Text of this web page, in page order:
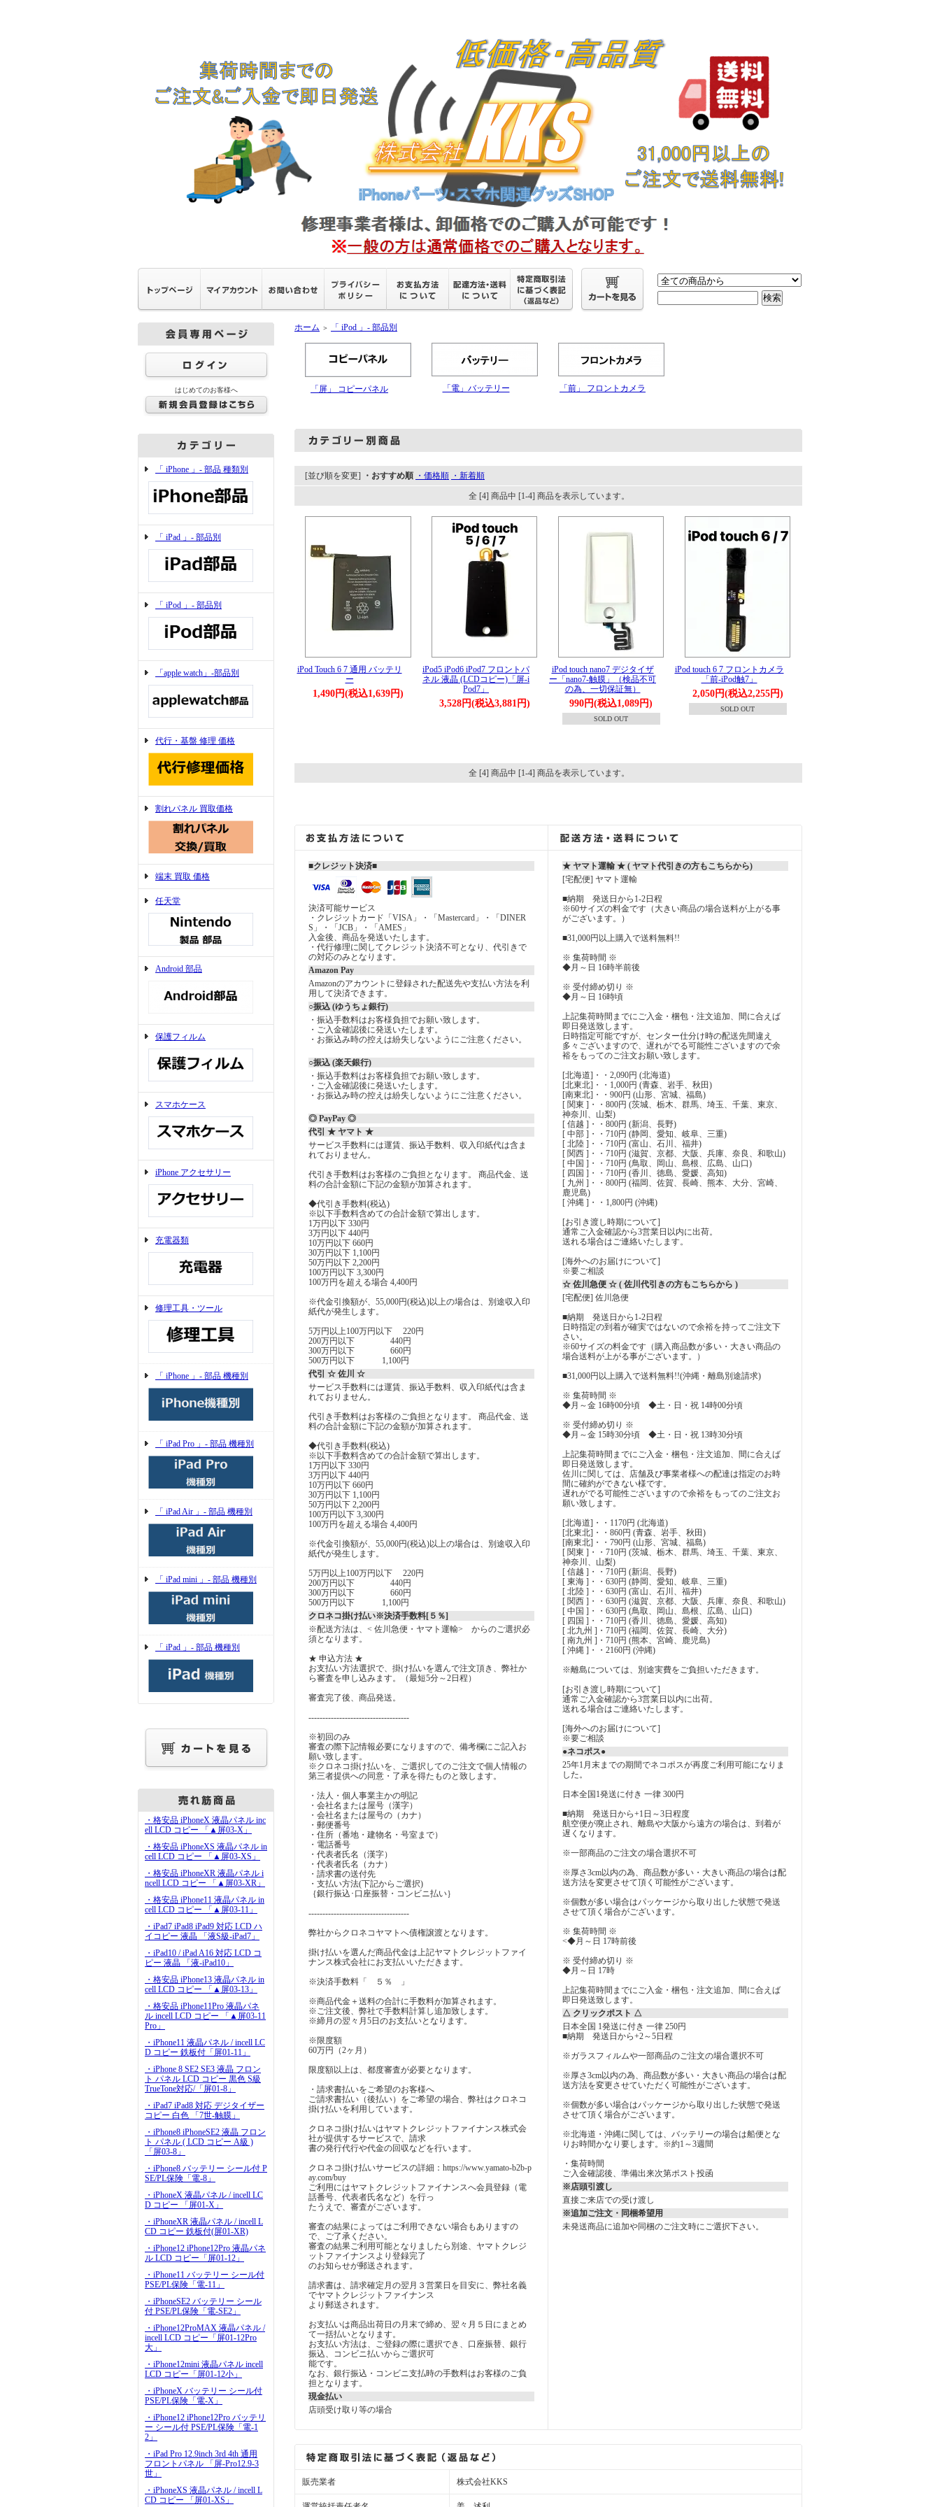
はじめてのお客様へ
「 iPhone 」- 部品 種類別
「 iPad 」- 部品別
「 iPod 」- 部品別
「apple watch」-部品別
代行・基盤 修理 価格
割れパネル 買取価格
端末 買取 価格
任天堂
Android 部品
保護フィルム
スマホケース
iPhone アクセサリー
充電器類
修理工具・ツール
「 iPhone 」- 部品 機種別
「 iPad Pro 」- 部品 機種別
「 iPad Air 」- 部品 機種別
「 iPad mini 」- 部品 機種別
「 iPad 」- 部品 機種別
・格安品 iPhoneX 液晶パネル inc
ell LCD コピー 「▲屏03-X」
・格安品 iPhoneXS 液晶パネル in
cell LCD コピー 「▲屏03-XS」
・格安品 iPhoneXR 液晶パネル i
ncell LCD コピー 「▲屏03-XR」
・格安品 iPhone11 液晶パネル in
cell LCD コピー 「▲屏03-11」
・iPad7 iPad8 iPad9 対応 LCD ハ
イコピー 液晶 「液S級-iPad7」
・iPad10 / iPad A16 対応 LCD コ
ピー 液晶 「液-iPad10」
・格安品 iPhone13 液晶パネル in
cell LCD コピー 「▲屏03-13」
・格安品 iPhone11Pro 液晶パネ
ル incell LCD コピー 「▲屏03-11
Pro」
・iPhone11 液晶パネル / incell LC
D コピー 鉄板付「屏01-11」
・iPhone 8 SE2 SE3 液晶 フロン
ト パネル LCD コピー 黒色 S級
TrueTone対応/「屏01-8」
・iPad7 iPad8 対応 デジタイザー
コピー 白色 「7世-触膜」
・iPhone8 iPhoneSE2 液晶 フロン
ト パネル ( LCD コピー A級 )
「屏03-8」
・iPhone8 バッテリー シール付 P
SE/PL保険「電-8」
・iPhoneX 液晶パネル / incell LC
D コピー 「屏01-X」
・iPhoneXR 液晶パネル / incell L
CD コピー 鉄板付(屏01-XR)
・iPhone12 iPhone12Pro 液晶パネ
ル LCD コピー「屏01-12」
・iPhone11 バッテリー シール付
PSE/PL保険「電-11」
・iPhoneSE2 バッテリー シール
付 PSE/PL保険「電-SE2」
・iPhone12ProMAX 液晶パネル /
incell LCD コピー「屏01-12Pro
大」
・iPhone12mini 液晶パネル incell
LCD コピー「屏01-12小」
・iPhoneX バッテリー シール付
PSE/PL保険「電-X」
・iPhone12 iPhone12Pro バッテリ
ー シール付 PSE/PL保険「電-1
2」
・iPad Pro 12.9inch 3rd 4th 通用
フロントパネル 「屏-Pro12.9-3
世」
・iPhoneXS 液晶パネル / incell L
CD コピー 「屏01-XS」
ホーム ＞ 「 iPod 」- 部品別
「屏」 コピーパネル 「電」バッテリー 「前」 フロントカメラ
[並び順を変更] ・おすすめ順 ・価格順 ・新着順
全 [4] 商品中 [1-4] 商品を表示しています。
iPod Touch 6 7 通用 バッテリ
ー
1,490円(税込1,639円)
iPod5 iPod6 iPod7 フロントパ
ネル 液晶 (LCDコピー)「屏-i
Pod7」
3,528円(税込3,881円)
iPod touch nano7 デジタイザ
ー「nano7-触膜」（検品不可
の為、一切保証無）
990円(税込1,089円)
SOLD OUT
iPod touch 6 7 フロントカメラ
「前-iPod触7」
2,050円(税込2,255円)
SOLD OUT
全 [4] 商品中 [1-4] 商品を表示しています。
■クレジット決済■
決済可能サービス
・クレジットカード「VISA」・「Mastercard」・「DINER
S」・「JCB」・「AMES」
入金後、商品を発送いたします。
・代行修理に関してクレジット決済不可となり、代引きで
の対応のみとなります。
Amazon Pay
Amazonのアカウントに登録された配送先や支払い方法を利
用して決済できます。
○振込 (ゆうちょ銀行)
・振込手数料はお客様負担でお願い致します。
・ご入金確認後に発送いたします。
・お振込み時の控えは紛失しないようにご注意ください。
○振込 (楽天銀行)
・振込手数料はお客様負担でお願い致します。
・ご入金確認後に発送いたします。
・お振込み時の控えは紛失しないようにご注意ください。
◎ PayPay ◎
代引 ★ ヤマト ★
サービス手数料には運賃、振込手数料、収入印紙代は含ま
れておりません。
代引き手数料はお客様のご負担となります。 商品代金、送
料の合計金額に下記の金額が加算されます。
◆代引き手数料(税込)
※以下手数料含めての合計金額で算出します。
1万円以下 330円
3万円以下 440円
10万円以下 660円
30万円以下 1,100円
50万円以下 2,200円
100万円以下 3,300円
100万円を超える場合 4,400円
※代金引換額が、55,000円(税込)以上の場合は、別途収入印
紙代が発生します。
5万円以上100万円以下 220円
200万円以下 440円
300万円以下 660円
500万円以下 1,100円
代引 ☆ 佐川 ☆
サービス手数料には運賃、振込手数料、収入印紙代は含ま
れておりません。
代引き手数料はお客様のご負担となります。 商品代金、送
料の合計金額に下記の金額が加算されます。
◆代引き手数料(税込)
※以下手数料含めての合計金額で算出します。
1万円以下 330円
3万円以下 440円
10万円以下 660円
30万円以下 1,100円
50万円以下 2,200円
100万円以下 3,300円
100万円を超える場合 4,400円
※代金引換額が、55,000円(税込)以上の場合は、別途収入印
紙代が発生します。
5万円以上100万円以下 220円
200万円以下 440円
300万円以下 660円
500万円以下 1,100円
クロネコ掛け払い※決済手数料[５％]
※配送方法は、< 佐川急便・ヤマト運輸> からのご選択必
須となります。
★ 申込方法 ★
お支払い方法選択で、掛け払いを選んで注文頂き、弊社か
ら審査を申し込みます。（最短5分～2日程）
審査完了後、商品発送。
------------------------------------
※初回のみ
審査の際下記情報必要になりますので、備考欄にご記入お
願い致します。
※クロネコ掛け払いを、ご選択してのご注文で個人情報の
第三者提供への同意・了承を得たものと致します。
・法人・個人事業主かの明記
・会社名または屋号（漢字）
・会社名または屋号の（カナ）
・郵便番号
・住所（番地・建物名・号室まで）
・電話番号
・代表者氏名（漢字）
・代表者氏名（カナ）
・請求書の送付先
・支払い方法(下記からご選択)
｛銀行振込･口座振替・コンビニ払い｝
------------------------------------
弊社からクロネコヤマトへ債権譲渡となります。
掛け払いを選んだ商品代金は上記ヤマトクレジットファイ
ナンス株式会社にお支払いいただきます。
※決済手数料「 ５％ 」
※商品代金＋送料の合計に手数料が加算されます。
※ご注文後、弊社で手数料計算し追加致します。
※締月の翌々月5日のお支払いとなります。
※限度額
60万円（2ヶ月）
限度額以上は、都度審査が必要となります。
・請求書払いをご希望のお客様へ
ご請求書払い（後払い）をご希望の場合、弊社はクロネコ
掛け払いを利用しています。
クロネコ掛け払いはヤマトクレジットファイナンス株式会
社が提供するサービスで、請求
書の発行代行や代金の回収などを行います。
クロネコ掛け払いサービスの詳細：https://www.yamato-b2b-p
ay.com/buy
ご利用にはヤマトクレジットファイナンスへ会員登録（電
話番号、代表者氏名など）を行っ
たうえで、審査がございます。
審査の結果によってはご利用できない場合もありますの
で、ご了承ください。
審査の結果ご利用可能となりましたら別途、ヤマトクレジ
ットファイナンスより登録完了
のお知らせが郵送されます。
請求書は、請求確定月の翌月３営業日を目安に、弊社名義
でヤマトクレジットファイナンス
より郵送されます。
お支払いは商品出荷日の月末で締め、翌々月５日にまとめ
て一括払いとなります。
お支払い方法は、ご登録の際に選択でき、口座振替、銀行
振込、コンビニ払いからご選択可
能です。
なお、銀行振込・コンビニ支払時の手数料はお客様のご負
担となります。
現金払い
店頭受け取り等の場合
★ ヤマト運輸 ★ ( ヤマト代引きの方もこちらから)
[宅配便] ヤマト運輸
■納期 発送日から1-2日程
※60サイズの料金です（大きい商品の場合送料が上がる事
がございます。）
■31,000円以上購入で送料無料!!
※ 集荷時間 ※
◆月～日 16時半前後
※ 受付締め切り ※
◆月～日 16時頃
上記集荷時間までにご入金・梱包・注文追加、間に合えば
即日発送致します。
日時指定可能ですが、センター仕分け時の配送先間違え
多々ございますので、遅れがでる可能性ございますので余
裕をもってのご注文お願い致します。
[北海道]・・2,090円 (北海道)
[北東北]・・1,000円 (青森、岩手、秋田)
[南東北]・・900円 (山形、宮城、福島)
[ 関東 ]・・800円 (茨城、栃木、群馬、埼玉、千葉、東京、
神奈川、山梨)
[ 信越 ]・・800円 (新潟、長野)
[ 中部 ]・・710円 (静岡、愛知、岐阜、三重)
[ 北陸 ]・・710円 (富山、石川、福井)
[ 関西 ]・・710円 (滋賀、京都、大阪、兵庫、奈良、和歌山)
[ 中国 ]・・710円 (鳥取、岡山、島根、広島、山口)
[ 四国 ]・・710円 (香川、徳島、愛媛、高知)
[ 九州 ]・・800円 (福岡、佐賀、長崎、熊本、大分、宮崎、
鹿児島)
[ 沖縄 ]・・1,800円 (沖縄)
[お引き渡し時期について]
通常ご入金確認から3営業日以内に出荷。
送れる場合はご連絡いたします。
[海外へのお届けについて]
※要ご相談
☆ 佐川急便 ☆ ( 佐川代引きの方もこちらから )
[宅配便] 佐川急便
■納期 発送日から1-2日程
日時指定の到着が確実ではないので余裕を持ってご注文下
さい。
※60サイズの料金です（購入商品数が多い・大きい商品の
場合送料が上がる事がございます。）
■31,000円以上購入で送料無料!!(沖縄・離島別途請求)
※ 集荷時間 ※
◆月～金 16時00分頃 ◆土・日・祝 14時00分頃
※ 受付締め切り ※
◆月～金 15時30分頃 ◆土・日・祝 13時30分頃
上記集荷時間までにご入金・梱包・注文追加、間に合えば
即日発送致します。
佐川に関しては、店舗及び事業者様への配達は指定のお時
間に確約ができない様です。
遅れがでる可能性ございますので余裕をもってのご注文お
願い致します。
[北海道]・・1170円 (北海道)
[北東北]・・860円 (青森、岩手、秋田)
[南東北]・・790円 (山形、宮城、福島)
[ 関東 ]・・710円 (茨城、栃木、群馬、埼玉、千葉、東京、
神奈川、山梨)
[ 信越 ]・・710円 (新潟、長野)
[ 東海 ]・・630円 (静岡、愛知、岐阜、三重)
[ 北陸 ]・・630円 (富山、石川、福井)
[ 関西 ]・・630円 (滋賀、京都、大阪、兵庫、奈良、和歌山)
[ 中国 ]・・630円 (鳥取、岡山、島根、広島、山口)
[ 四国 ]・・710円 (香川、徳島、愛媛、高知)
[ 北九州 ]・710円 (福岡、佐賀、長崎、大分)
[ 南九州 ]・710円 (熊本、宮崎、鹿児島)
[ 沖縄 ]・・2160円 (沖縄)
※離島については、別途実費をご負担いただきます。
[お引き渡し時期について]
通常ご入金確認から3営業日以内に出荷。
送れる場合はご連絡いたします。
[海外へのお届けについて]
※要ご相談
●ネコポス●
25年1月末までの期間でネコポスが再度ご利用可能になりま
した。
日本全国1発送に付き 一律 300円
■納期 発送日から+1日～3日程度
航空便が廃止され、離島や大阪から遠方の場合は、到着が
遅くなります。
※一部商品のご注文の場合選択不可
※厚さ3cm以内の為、商品数が多い・大きい商品の場合は配
送方法を変更させて頂く可能性がございます。
※個数が多い場合はパッケージから取り出した状態で発送
させて頂く場合がございます。
※ 集荷時間 ※
<◆月～日 17時前後
※ 受付締め切り ※
◆月～日 17時
上記集荷時間までにご入金・梱包・注文追加、間に合えば
即日発送致します。
△ クリックポスト △
日本全国 1発送に付き 一律 250円
■納期 発送日から+2～5日程
※ガラスフィルムや一部商品のご注文の場合選択不可
※厚さ3cm以内の為、商品数が多い・大きい商品の場合は配
送方法を変更させていただく可能性がございます。
※個数が多い場合はパッケージから取り出した状態で発送
させて頂く場合がございます。
※北海道・沖縄に関しては、バッテリーの場合は船便とな
りお時間かなり要します。※約1～3週間
・集荷時間
ご入金確認後、準備出来次第ポスト投函
※店頭引渡し
直接ご来店での受け渡し
※追加ご注文・同梱希望用
未発送商品に追加や同梱のご注文時にご選択下さい。
販売業者 株式会社KKS